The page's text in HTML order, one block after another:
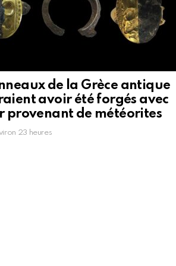
de la Grèce antique
avoir été forgés avec
provenant de météorites
23 heures